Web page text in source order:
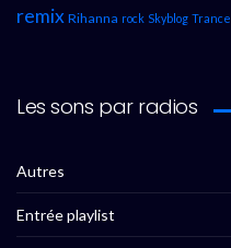
remix Rihanna rock Skyblog Trance
Les sons par radios
Autres
Entrée playlist